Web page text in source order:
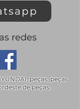
redes
peças, peças
de peças,